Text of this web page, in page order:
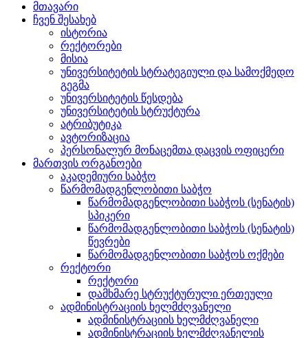
მთავარი
ჩვენ შესახებ
ისტორია
რექტორები
მისია
უნივერსიტეტის სტრატეგიული და სამოქმედო
გეგმა
უნივერსიტეტის წესდება
უნივერსიტეტის სტრუქტურა
ატრიბუტიკა
ავტორიზაცია
პერსონალურ მონაცემთა დაცვის ოფიცერი
მართვის ორგანოები
აკადემიური საბჭო
წარმომადგენლობითი საბჭო
წარმომადგენლობითი საბჭოს (სენატის)
სპიკერი
წარმომადგენლობითი საბჭოს (სენატის)
წევრები
წარმომადგენლობითი საბჭოს ოქმები
რექტორი
რექტორი
დამხმარე სტრუქტურული ერთეული
ადმინისტრაციის ხელმძღვანელი
ადმინისტრაციის ხელმძღვანელი
ადმინისტრაციის ხელმძღვანელის